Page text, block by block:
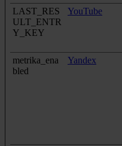
LAST_RES
ULT_ENTR
Y_KEY
YouTube
metrika_ena
bled
Yandex